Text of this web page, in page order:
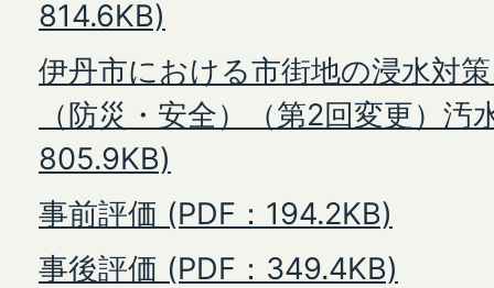
814.6KB)
伊丹市における市街地の浸水対
（防災・安全）（第2回変更）汚
805.9KB)
事前評価 (PDF：194.2KB)
事後評価 (PDF：349.4KB)